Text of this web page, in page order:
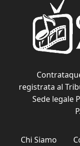
registrata al
Sede legale
Chi Siamo